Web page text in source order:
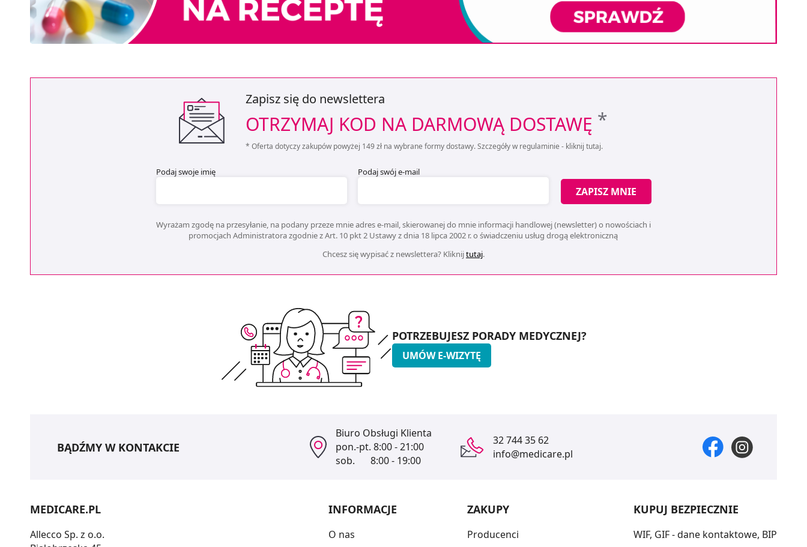
Zapisz się do newslettera
OTRZYMAJ KOD NA DARMOWĄ DOSTAWĘ *
* Oferta dotyczy zakupów powyżej 149 zł na wybrane formy dostawy. Szczegóły w regulaminie - kliknij tutaj.
Podaj swoje imię Podaj swój e-mail
ZAPISZ MNIE
Wyrażam zgodę na przesyłanie, na podany przeze mnie adres e-mail, skierowanej do mnie informacji handlowej (newsletter) o nowościach i
promocjach Administratora zgodnie z Art. 10 pkt 2 Ustawy z dnia 18 lipca 2002 r. o świadczeniu usług drogą elektroniczną
Chcesz się wypisać z newslettera? Kliknijtutaj.
POTRZEBUJESZ PORADY MEDYCZNEJ?
UMÓW E-WIZYTĘ
BĄDŹMY W KONTAKCIE
Biuro Obsługi Klienta
pon.-pt. 8:00 - 21:00
sob.
8:00 - 19:00
32 744 35 62
info@medicare.pl
MEDICARE.PL
Allecco Sp. z o.o.
INFORMACJE
O nas
ZAKUPY
Producenci
KUPUJ BEZPIECZNIE
WIF, GIF - dane kontaktowe, BIP